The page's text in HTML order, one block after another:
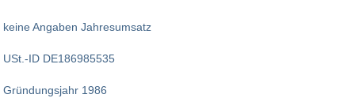
keine Angaben Jahresumsatz
USt.-ID DE186985535
Gründungsjahr 1986